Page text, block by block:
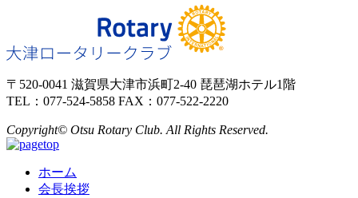
〒520-0041 滋賀県大津市浜町2-40 琵琶湖ホテル1階
TEL：077-524-5858 FAX：077-522-2220
Copyright© Otsu Rotary Club. All Rights Reserved.
ホーム
会長挨拶